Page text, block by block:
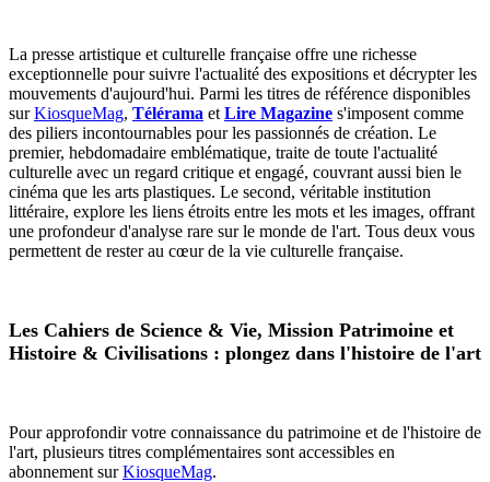
La presse artistique et culturelle française offre une richesse
exceptionnelle pour suivre l'actualité des expositions et décrypter les
mouvements d'aujourd'hui. Parmi les titres de référence disponibles
surKiosqueMag, Télérama et Lire Magazine s'imposent comme
des piliers incontournables pour les passionnés de création. Le
premier, hebdomadaire emblématique, traite de toute l'actualité
culturelle avec un regard critique et engagé, couvrant aussi bien le
cinéma que les arts plastiques. Le second, véritable institution
littéraire, explore les liens étroits entre les mots et les images, offrant
une profondeur d'analyse rare sur le monde de l'art. Tous deux vous
permettent de rester au cœur de la vie culturelle française.
Les Cahiers de Science & Vie, Mission Patrimoine et
Histoire & Civilisations : plongez dans l'histoire de l'art
Pour approfondir votre connaissance du patrimoine et de l'histoire de
l'art, plusieurs titres complémentaires sont accessibles en
abonnement surKiosqueMag.